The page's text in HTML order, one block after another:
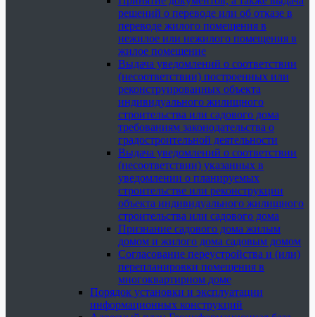
решений о переводе или об отказе в
переводе жилого помещения в
нежилое или нежилого помещения в
жилое помещение
Выдача уведомлений о соответствии
(несоответствии) построенных или
реконструированных объекта
индивидуального жилищного
строительства или садового дома
требованиям законодательства о
градостроительной деятельности
Выдача уведомлений о соответствии
(несоответствии) указанных в
уведомлении о планируемых
строительстве или реконструкции
объекта индивидуального жилищного
строительства или садового дома
Признание садового дома жилым
домом и жилого дома садовым домом
Согласование переустройства и (или)
перепланировки помещения в
многоквартирном доме
Порядок установки и эксплуатации
информационных конструкций